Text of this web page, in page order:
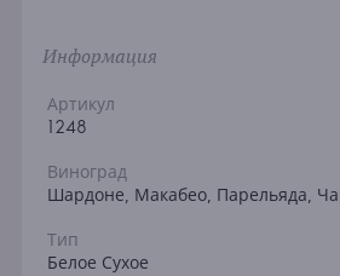
Информация
Артикул
1248
Виноград
Шардоне, Макабео, Парельяда,
Тип
Белое Сухое